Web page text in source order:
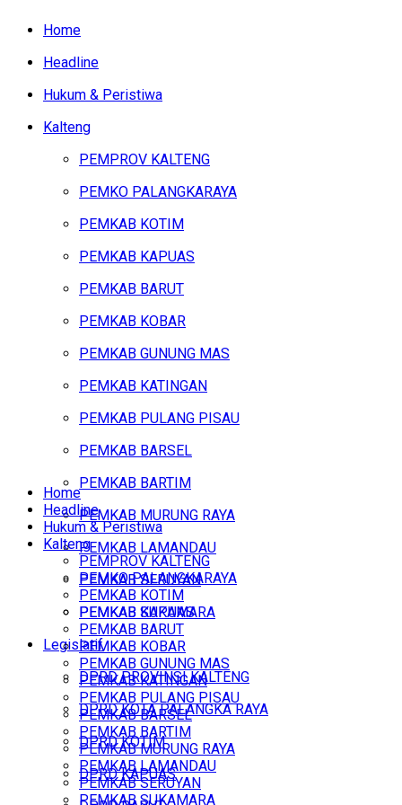
Home
Headline
Hukum & Peristiwa
Kalteng
PEMPROV KALTENG
PEMKO PALANGKARAYA
PEMKAB KOTIM
PEMKAB KAPUAS
PEMKAB BARUT
PEMKAB KOBAR
PEMKAB GUNUNG MAS
PEMKAB KATINGAN
PEMKAB PULANG PISAU
PEMKAB BARSEL
PEMKAB BARTIM
PEMKAB MURUNG RAYA
PEMKAB LAMANDAU
PEMKAB SERUYAN
PEMKAB SUKAMARA
Legislatif
DPRD PROVINSI KALTENG
DPRD KOTA PALANGKA RAYA
DPRD KOTIM
DPRD KAPUAS
Home
Headline
Hukum & Peristiwa
Kalteng
PEMPROV KALTENG
PEMKO PALANGKARAYA
PEMKAB KOTIM
PEMKAB KAPUAS
PEMKAB BARUT
PEMKAB KOBAR
PEMKAB GUNUNG MAS
PEMKAB KATINGAN
PEMKAB PULANG PISAU
PEMKAB BARSEL
PEMKAB BARTIM
PEMKAB MURUNG RAYA
PEMKAB LAMANDAU
PEMKAB SERUYAN
PEMKAB SUKAMARA